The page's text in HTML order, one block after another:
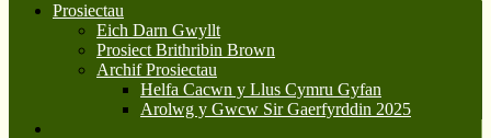
Prosiectau
Eich Darn Gwyllt
Prosiect Brithribin Brown
Archif Prosiectau
Helfa Cacwn y Llus Cymru Gyfan
Arolwg y Gwcw Sir Gaerfyrddin 2025